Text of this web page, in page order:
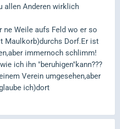
allen Anderen wirklich
Weile aufs Feld wo er so
Maulkorb)durchs Dorf.Er ist
immernoch schlimm!
ich ihn "beruhigen"kann???
Verein umgesehen,aber
ich)dort